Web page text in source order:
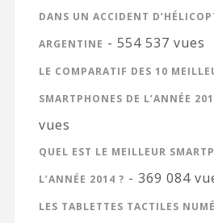
DANS UN ACCIDENT
ARGENTINE - 554 537 vues
LE COMPARATIF DES 10
SMARTPHONES DE L’ANNÉE
vues
QUEL EST LE MEILLEUR
L’ANNÉE 2014 ? - 369 084
LES TABLETTES TACTILES